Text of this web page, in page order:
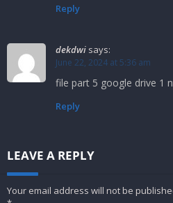
Reply
dekdwi says:
June 22, 2024 at 5:36 am
file part 5 google drive 1
Reply
LEAVE A REPLY
Your email address will not be